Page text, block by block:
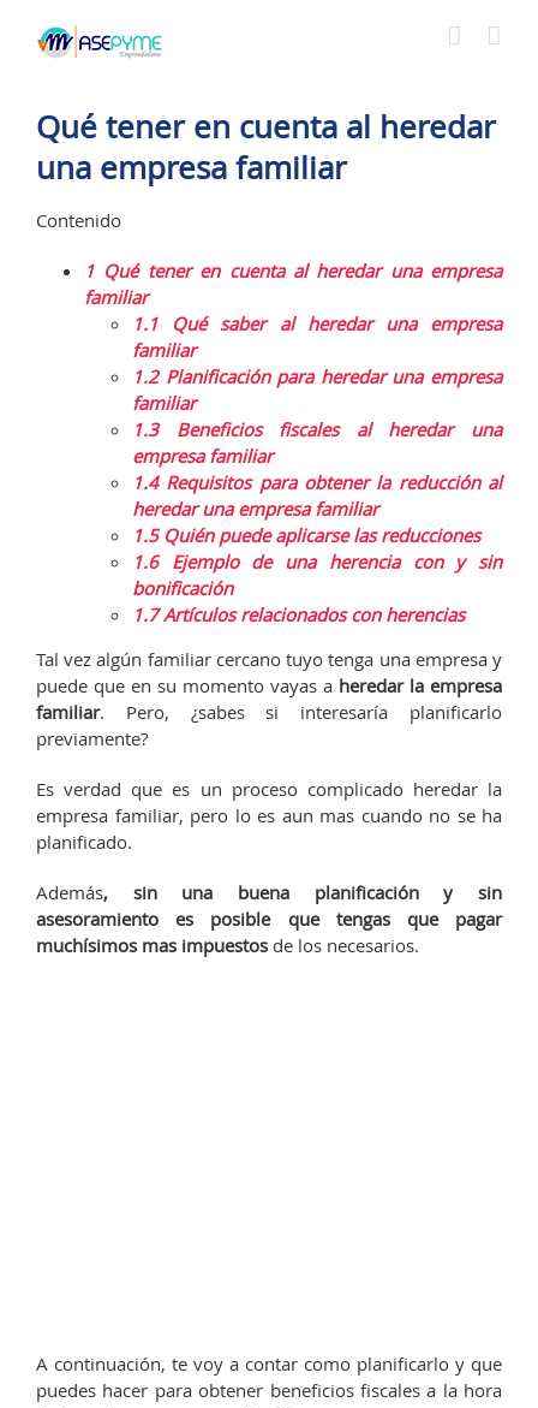
Qué tener en cuenta al heredar
una empresa familiar
Contenido
1 Qué tener en cuenta al heredar una empresa
familiar
1.1 Qué saber al heredar una empresa
familiar
1.2Planificación para heredar una empresa
familiar
1.3Beneficios fiscales al heredar una
empresa familiar
1.4Requisitos para obtener la reducción al
heredar una empresa familiar
1.5Quién puede aplicarse las reducciones
1.6Ejemplo de una herencia con y sin
bonificación
1.7Artículos relacionados con herencias
Tal vez algún familiar cercano tuyo tenga una empresa y
puede que en su momento vayas a heredar la empresa
familiar. Pero, ¿sabes si interesaría planificarlo
previamente?
Es verdad que es un proceso complicado heredar la
empresa familiar, pero lo es aun mas cuando no se ha
planificado.
Además, sin una buena planificación y sin
asesoramiento es posible que tengas que pagar
muchísimos mas impuestos de los necesarios.
A continuación, te voy a contar como planificarlo y que
puedes hacer para obtener beneficios fiscales a la hora